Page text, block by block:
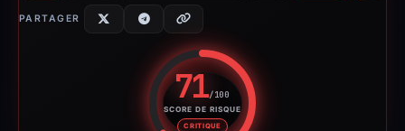
PARTAGER
71/100
SCORE DE RISQUE
CRITIQUE
Score de risque : 71 sur 100.